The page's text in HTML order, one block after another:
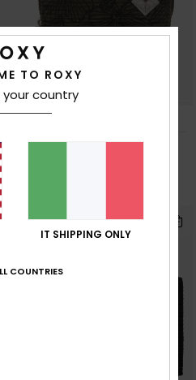
1
Lisette Printed
TO ROXY
country
IT SHIPPING ONLY
COUNTRIES